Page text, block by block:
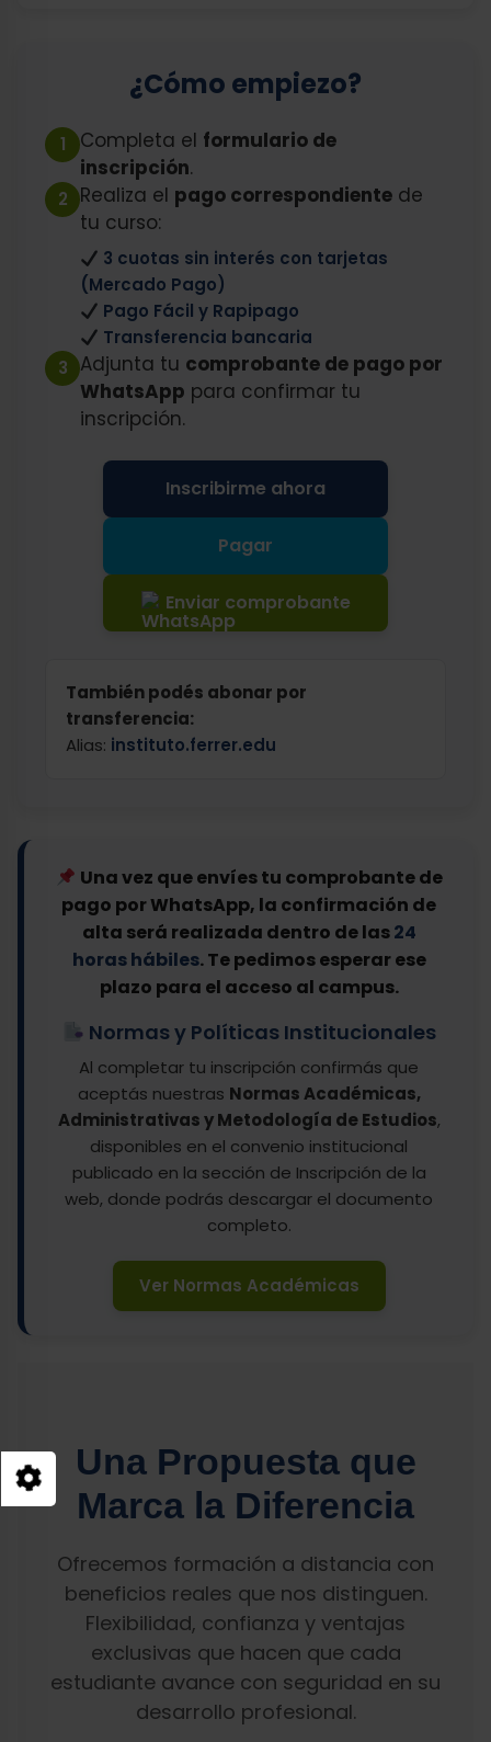
¿Cómo empiezo?
1 Completa el formulario de
inscripción.
2 Realiza el pago correspondiente de
tu curso:
3 cuotas sin interés con tarjetas
(Mercado Pago)
Pago Fácil y Rapipago
Transferencia bancaria
3
Adjunta tu comprobante de pago por
WhatsApp para confirmar tu
inscripción.
Inscribirme ahora
Pagar
Enviar comprobante
También podés abonar por
transferencia:
Alias: instituto.ferrer.edu
Una vez que envíes tu comprobante de
pago por WhatsApp, la confirmación de
alta será realizada dentro de las24
horas hábiles. Te pedimos esperar ese
plazo para el acceso al campus.
Normas y Políticas Institucionales
Al completar tu inscripción confirmás que
aceptás nuestras Normas Académicas,
Administrativas y Metodología de Estudios,
disponibles en el convenio institucional
publicado en la sección de Inscripción de la
web, donde podrás descargar el documento
completo.
Ver Normas Académicas
Una Propuesta que
Marca la Diferencia
Ofrecemos formación a distancia con
beneficios reales que nos distinguen.
Flexibilidad, confianza y ventajas
exclusivas que hacen que cada
estudiante avance con seguridad en su
desarrollo profesional.